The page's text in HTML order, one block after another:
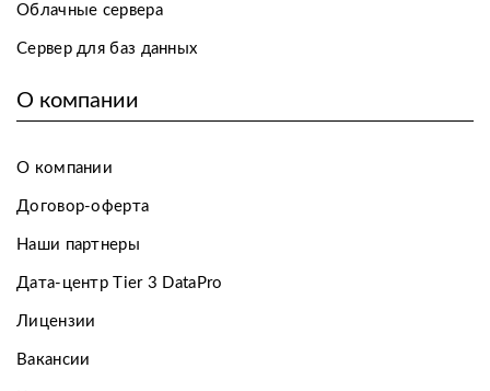
Облачные сервера
Сервер для баз данных
О компании
О компании
Договор-оферта
Наши партнеры
Дата-центр Tier 3 DataPro
Лицензии
Вакансии